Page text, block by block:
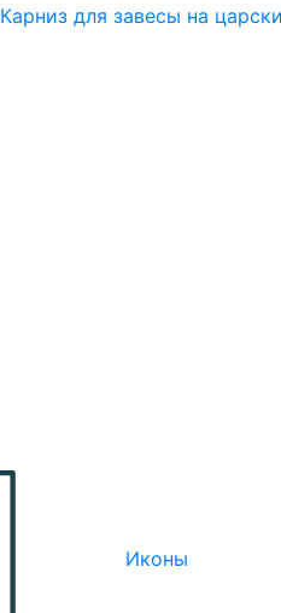
Карниз для завесы на
Иконы